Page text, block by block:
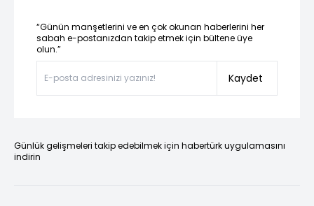
“Günün manşetlerini ve en çok okunan haberlerini her
sabah e-postanızdan takip etmek için bültene üye
olun.”
Kaydet
Günlük gelişmeleri takip edebilmek için habertürk uygulamasını
indirin